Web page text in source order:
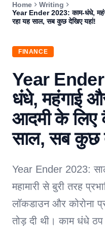
Contact
Navjagran
Home
Writing
Year Ender 2023: काम-धंधे,
रहा यह साल, सब कुछ देखिए यहां!
FINANCE
Year
धंधे, महंगाई
आदमी के लिए
साल, सब कुछ
Year Ender 2023:
महामारी से बुरी तरह
लॉकडाउन और कोरोना
तोड़ दी थी। काम धंधे